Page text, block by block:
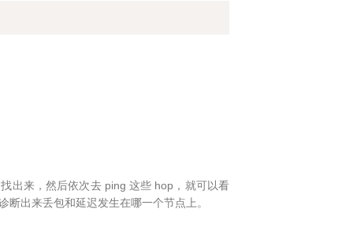
出来，然后依次去 ping 这些 hop，就可以看
出来丢包和延迟发生在哪一个节点上。